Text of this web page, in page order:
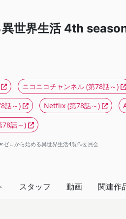
世界生活 4th
ニコニコチャンネル (第78話～)
話～) Netflix (第78話～)
78話～)
ゼロから始める異世界生活4製作委員会
スタッフ 動画 関連作